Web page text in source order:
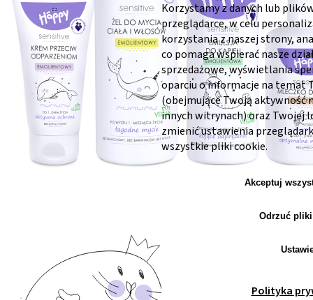
Korzystamy z danych lub
przeglądarce, w celu
korzystania z naszej strony,
co pomaga wspierać nasze
sprzedażowe, wyświetlania
oparciu o informacje na temat
(obejmujące Twoją aktywność
innych witrynach) oraz Twojej
zmienić ustawienia
wszystkie pliki cookie.
Akceptuj
Odrzuć
Polityka